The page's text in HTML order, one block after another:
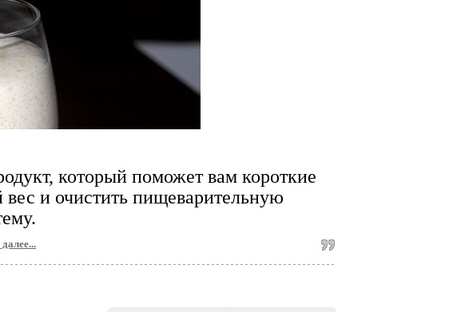
который поможет вам короткие
вес и очистить пищеварительную